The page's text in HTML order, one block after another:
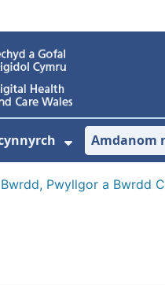
Dangos
Amdanom
Bwrdd, Pwyllgor a Bwrdd